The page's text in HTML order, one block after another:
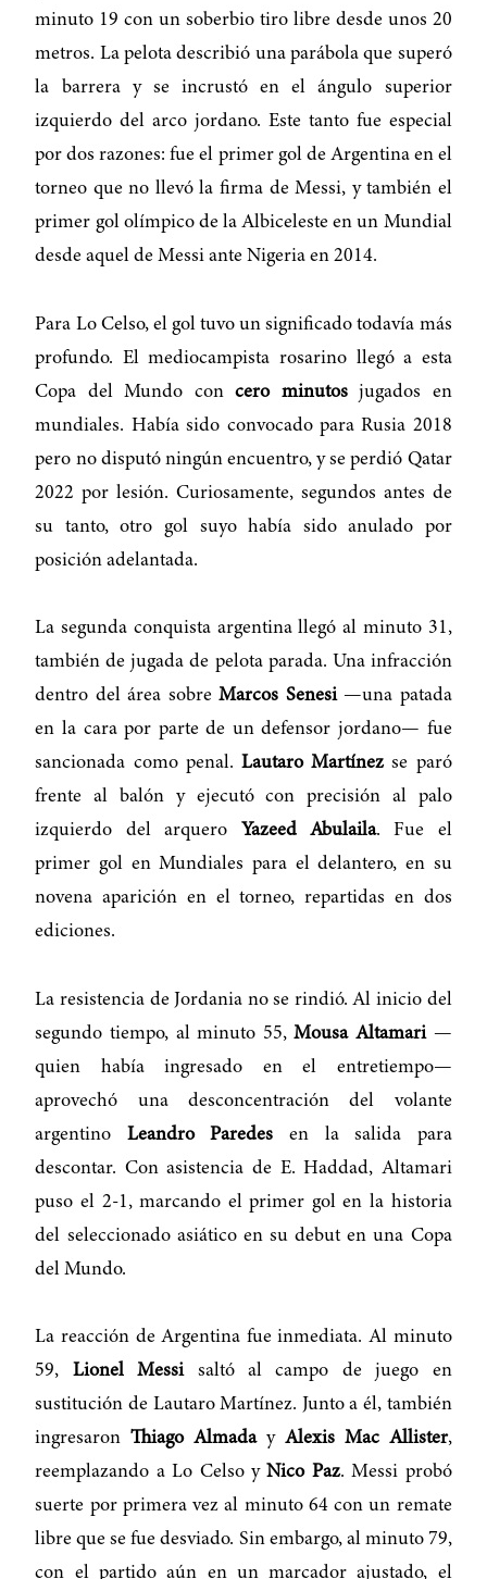
minuto 19 con un soberbio tiro libre desde unos 20
metros. La pelota describió una parábola que superó
la barrera y se incrustó en el ángulo superior
izquierdo del arco jordano. Este tanto fue especial
por dos razones: fue el primer gol de Argentina en el
torneo que no llevó la firma de Messi, y también el
primer gol olímpico de la Albiceleste en un Mundial
desde aquel de Messi ante Nigeria en 2014.
Para Lo Celso, el gol tuvo un significado todavía más
profundo. El mediocampista rosarino llegó a esta
Copa del Mundo concero minutosjugados en
mundiales. Había sido convocado para Rusia 2018
pero no disputó ningún encuentro, y se perdió Qatar
2022 por lesión. Curiosamente, segundos antes de
su tanto, otro gol suyo había sido anulado por
posición adelantada.
La segunda conquista argentina llegó al minuto 31,
también de jugada de pelota parada. Una infracción
dentro del área sobreMarcos Senesi—una patada
en la cara por parte de un defensor jordano— fue
sancionada como penal. Lautaro Martínezse paró
frente al balón y ejecutó con precisión al palo
izquierdo del arquero
Yazeed Abulaila. Fue el
primer gol en Mundiales para el delantero, en su
novena aparición en el torneo, repartidas en dos
ediciones.
La resistencia de Jordania no se rindió. Al inicio del
segundo tiempo, al minuto 55,Mousa Altamari—
quien había ingresado en el entretiempo—
aprovechó una desconcentración del volante
argentino Leandro Paredes en la salida para
descontar. Con asistencia de E. Haddad, Altamari
puso el 2-1, marcando el primer gol en la historia
del seleccionado asiático en su debut en una Copa
del Mundo.
La reacción de Argentina fue inmediata. Al minuto
59, Lionel Messisaltó al campo de juego en
sustitución de Lautaro Martínez. Junto a él, también
ingresaronThiago Almaday Alexis Mac Allister,
reemplazando a Lo Celso yNico Paz. Messi probó
suerte por primera vez al minuto 64 con un remate
libre que se fue desviado. Sin embargo, al minuto 79,
con el partido aún en un marcador ajustado, el